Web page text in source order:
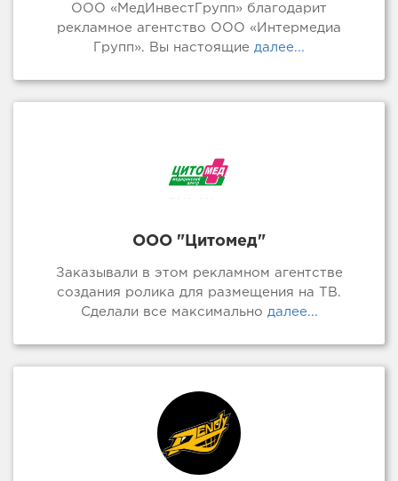
ООО «МедИнвестГрупп» благодарит
рекламное агентство ООО «Интермедиа
Групп». Вы настоящие далее...
ООО "Цитомед"
Заказывали в этом рекламном агентстве
создания ролика для размещения на ТВ.
Сделали все максимально далее...